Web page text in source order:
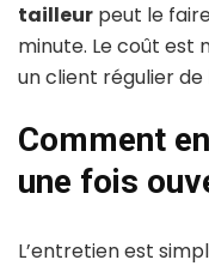
tailleur peut le
minute. Le coût est
un client régulier de
Comment
une fois
L’entretien est